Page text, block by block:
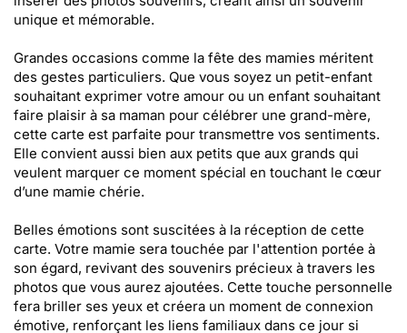
unique et mémorable.
Grandes occasions comme la fête des mamies méritent
des gestes particuliers. Que vous soyez un petit-enfant
souhaitant exprimer votre amour ou un enfant souhaitant
faire plaisir à sa maman pour célébrer une grand-mère,
cette carte est parfaite pour transmettre vos sentiments.
Elle convient aussi bien aux petits que aux grands qui
veulent marquer ce moment spécial en touchant le cœur
d’une mamie chérie.
Belles émotions sont suscitées à la réception de cette
carte. Votre mamie sera touchée par l'attention portée à
son égard, revivant des souvenirs précieux à travers les
photos que vous aurez ajoutées. Cette touche personnelle
fera briller ses yeux et créera un moment de connexion
émotive, renforçant les liens familiaux dans ce jour si